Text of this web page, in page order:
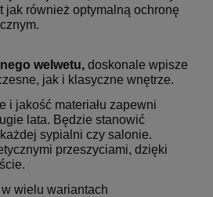
jak również optymalną ochronę
welwetu, doskonale wpisze
jak i klasyczne wnętrze.
i jakość materiału zapewni
lata. Będzie stanowić
sypialni czy salonie.
przeszyciami, dzięki
wielu wariantach